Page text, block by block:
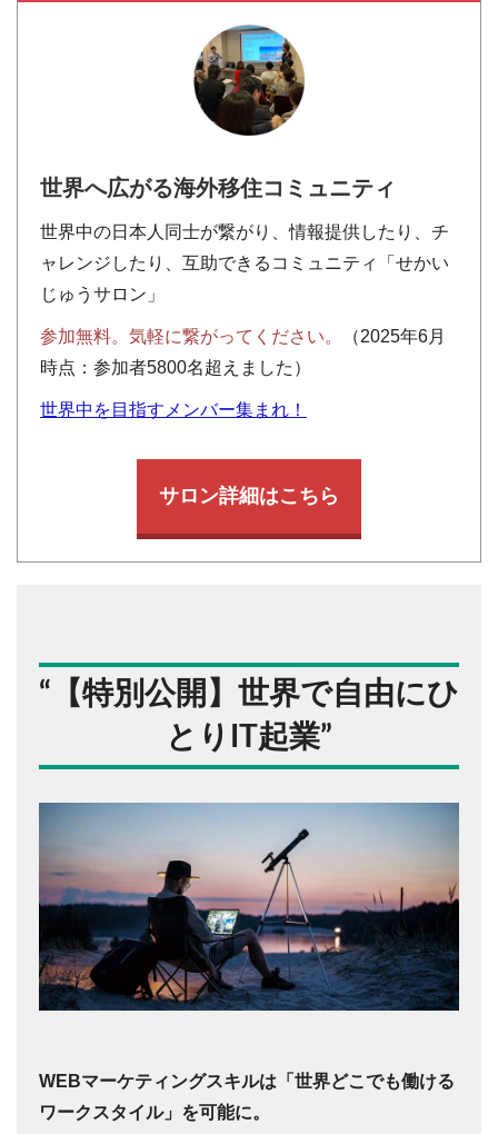
世界へ広がる海外移住コミュニティ
世界中の日本人同士が繋がり、情報提供したり、チ
ャレンジしたり、互助できるコミュニティ「せかい
じゅうサロン」
参加無料。気軽に繋がってください。
（2025年6月
時点：参加者5800名超えました）
世界中を目指すメンバー集まれ！
サロン詳細はこちら
“ 【特別公開】世界で自由にひ
とりIT起業”
WEBマーケティングスキルは「世界どこでも働ける
ワークスタイル」を可能に。